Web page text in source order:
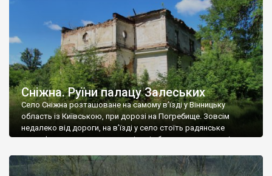
Сніжна. Руїни палацу Залеських
Село Сніжна розташоване на самому в’їзді у Вінницьку
область із Київською, при дорозі на Погребище. Зовсім
недалеко від дороги, на в’їзді у село стоїть радянське
рельєфне пано, яке показує жінку і яблуню, а трохи далі, десь
не видно, але видно дві стареньких колії у траві – […]